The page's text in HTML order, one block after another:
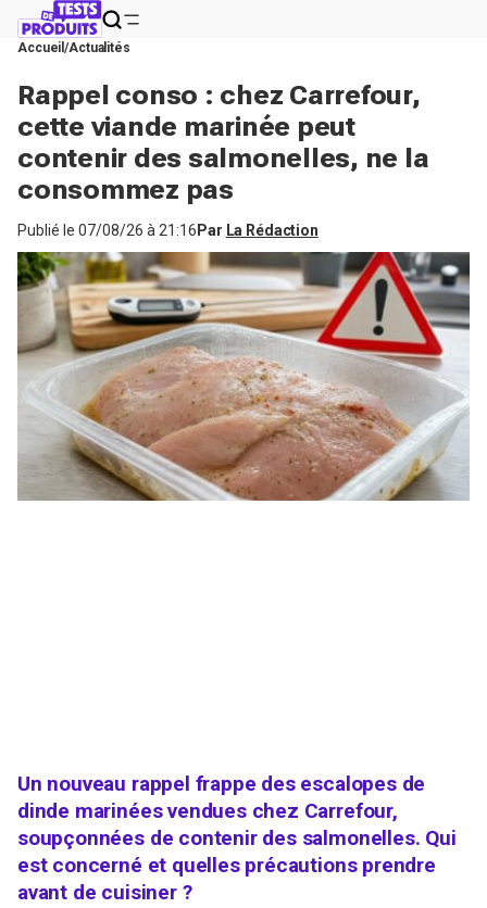
Accueil Actualités
Rappel conso : chez Carrefour,
cette viande marinée peut
contenir des salmonelles, ne la
consommez pas
Publié le 07/08/26 à 21:16 Par La Rédaction
Un nouveau rappel frappe des escalopes de
dinde marinées vendues chez Carrefour,
soupçonnées de contenir des salmonelles. Qui
est concerné et quelles précautions prendre
avant de cuisiner ?